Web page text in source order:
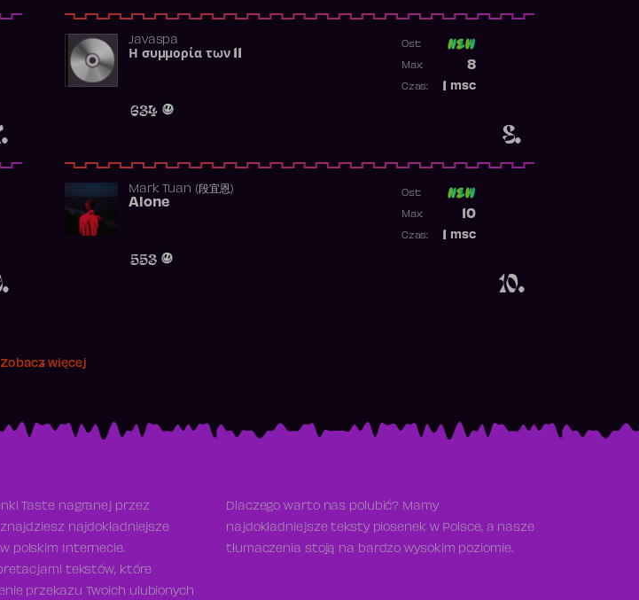
8.
Javaspa
Η συμμορία των 11
634
Ost:
8
Max:
msc
Czas:
10.
Mark Tuan (段宜恩)
Alone
553
Ost:
10
Max:
msc
Czas:
Zobacz więcej
Taste nagranej przez
najdokładniejsze
polskim Internecie.
tekstów, które
przekazu Twoich ulubionych
Dlaczego warto nas polubić? Mamy
najdokładniejsze teksty piosenek w Polsce, a nasze
tłumaczenia stoją na bardzo wysokim poziomie.